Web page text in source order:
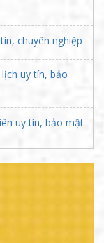
chuyên nghiệp
uy tín, bảo
uy tín, bảo mật